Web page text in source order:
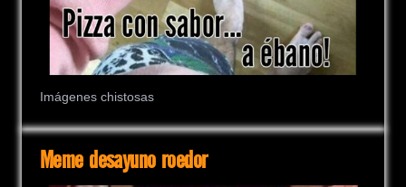
Imágenes chistosas
Meme desayuno roedor